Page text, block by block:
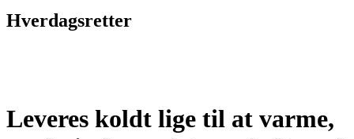
Hverdagsretter
Leveres koldt lige til at varme,